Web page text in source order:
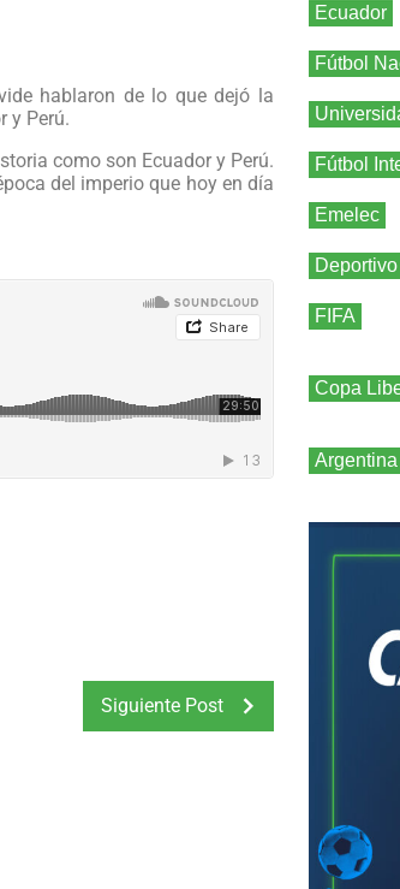
hablaron de lo que dejó la
y Perú.
como son Ecuador y Perú.
del imperio que hoy en día
Siguiente Post
Ecuador
Fútbol
Fútbol
Emelec
FIFA
Copa
Argentina